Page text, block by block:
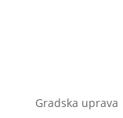
Gradska uprava